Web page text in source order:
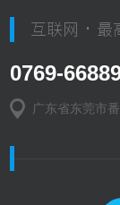
互联网 · 最
0769-
广东省东莞市